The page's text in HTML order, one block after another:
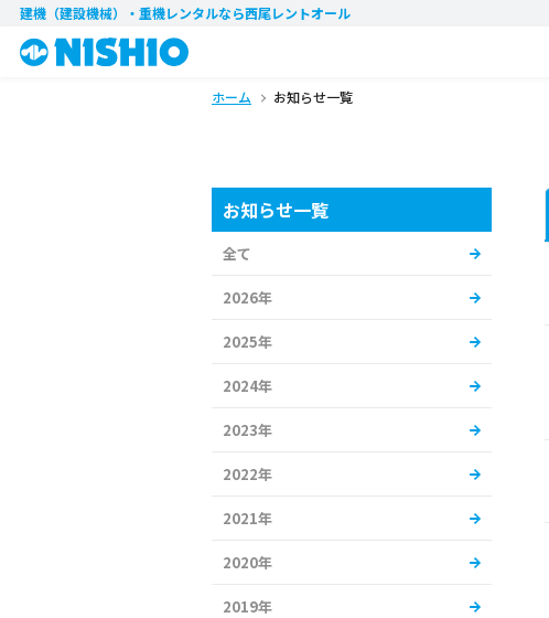
建機（建設機械）・重機レンタルなら西尾レントオール
ホーム お知らせ一覧
お知らせ一覧
全て
2026年
2025年
2024年
2023年
2022年
2021年
2020年
2019年